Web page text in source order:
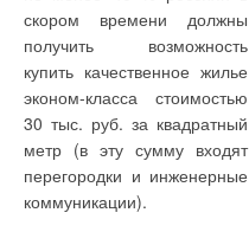
скором времени должны
получить возможность
купить качественное жилье
эконом-класса стоимостью
30 тыс. руб. за квадратный
метр (в эту сумму входят
перегородки и инженерные
коммуникации).
Традиционно сложилось
два подхода к организации
центральных систем
кондиционирования. В
первом случае
центральным элементом
системы является
водоохлаждающая
интерес потребителей
привлекает продукция
концернаKSB(Германия),
уделяющего особое
внимание вопросам
энергосбережения и
эксплуатационной
надежности оборудования,